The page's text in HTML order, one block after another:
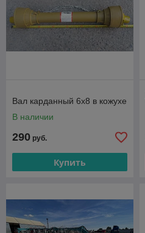
Вал карданный 6х8 в кожухе
В наличии
290 руб.
Купить